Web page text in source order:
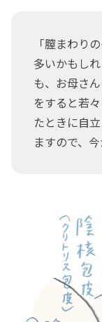
「膣まわり
多いかもし
も、お母さ
をすると若
たときに自
ますので、